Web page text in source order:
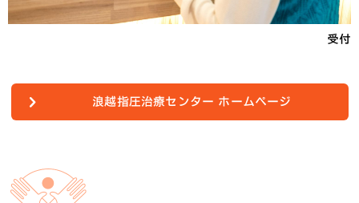
受付
浪越指圧治療センター ホームページ